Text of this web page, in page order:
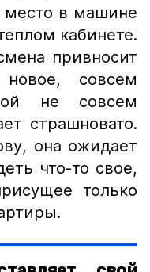
место в машине
кабинете.
привносит
совсем
не совсем
страшновато.
она ожидает
что-то свое,
только